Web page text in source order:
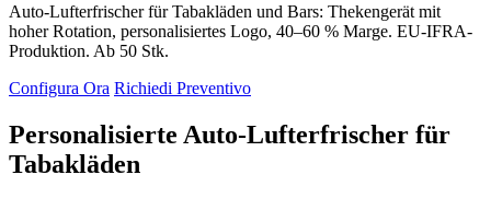
Auto-Lufterfrischer für Tabakläden und Bars: Thekengerät mit
hoher Rotation, personalisiertes Logo, 40–60 % Marge. EU-IFRA-
Produktion. Ab 50 Stk.
Configura Ora Richiedi Preventivo
Personalisierte Auto-Lufterfrischer für
Tabakläden